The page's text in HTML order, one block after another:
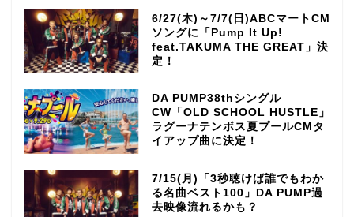
6/27(木)～7/7(日)ABCマートCM
ソングに「Pump It Up!
feat.TAKUMA THE GREAT」決
定！
DA PUMP38thシングル
CW「OLD SCHOOL HUSTLE」
ラグーナテンボス夏プールCMタ
イアップ曲に決定！
7/15(月)「3秒聴けば誰でもわか
る名曲ベスト100」DA PUMP過
去映像流れるかも？